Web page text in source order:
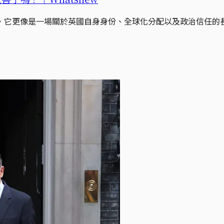
更像是一場關於英國自身身份、全球化分配以及政治信任的